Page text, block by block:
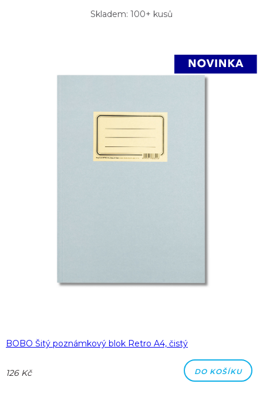
Skladem: 100+ kusů
BOBO Šitý poznámkový blok Retro A4, čistý
126 Kč DO KOŠÍKU